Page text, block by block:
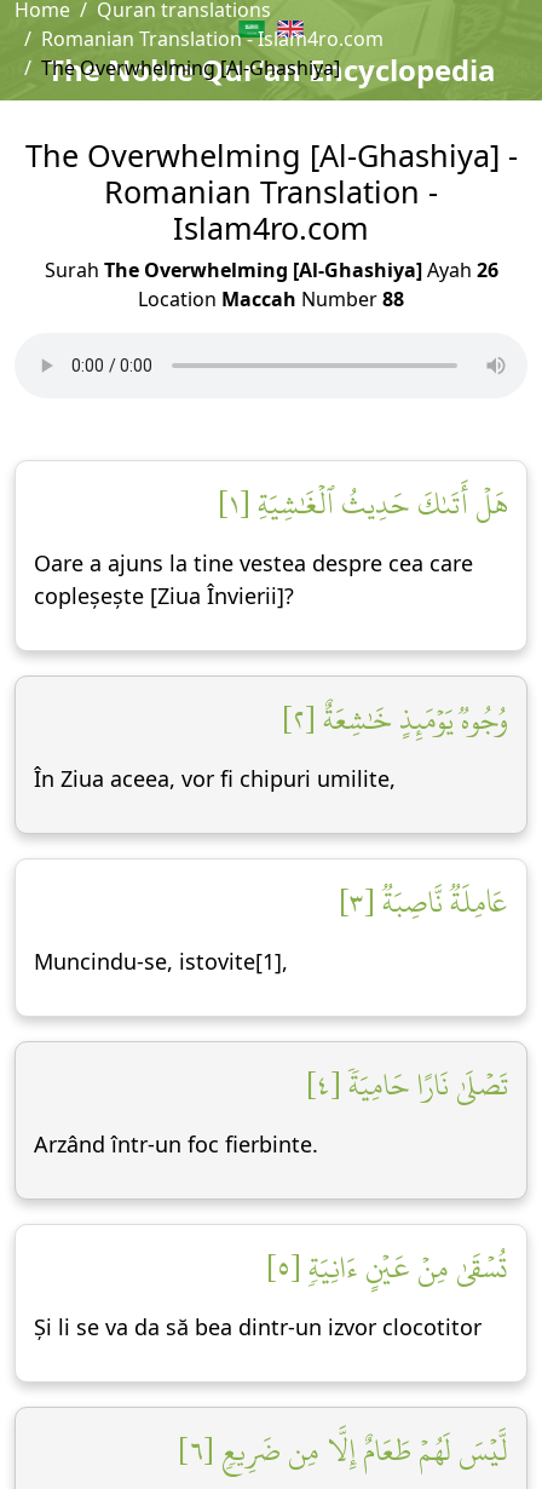
The Noble Qur'an Encyclopedia
Home
Quran translations
Romanian Translation - Islam4ro.com
The Overwhelming [Al-Ghashiya]
The Overwhelming [Al-Ghashiya] -
Romanian Translation -
Islam4ro.com
Surah The Overwhelming [Al-Ghashiya]Ayah 26
Location Maccah Number88
هَلۡ أَتَىٰكَ حَدِيثُ ٱلۡغَٰشِيَةِ [١]
Oare a ajuns la tine vestea despre cea care
copleșește [Ziua Învierii]?
وُجُوهٞ يَوۡمَئِذٍ خَٰشِعَةٌ [٢]
În Ziua aceea, vor fi chipuri umilite,
عَامِلَةٞ نَّاصِبَةٞ [٣]
Muncindu-se, istovite[1],
تَصۡلَىٰ نَارًا حَامِيَةٗ [٤]
Arzând într-un foc fierbinte.
تُسۡقَىٰ مِنۡ عَيۡنٍ ءَانِيَةٖ [٥]
Și li se va da să bea dintr-un izvor clocotitor
لَّيۡسَ لَهُمۡ طَعَامٌ إِلَّا مِن ضَرِيعٖ [٦]